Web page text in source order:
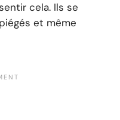
cela. Ils se
et même